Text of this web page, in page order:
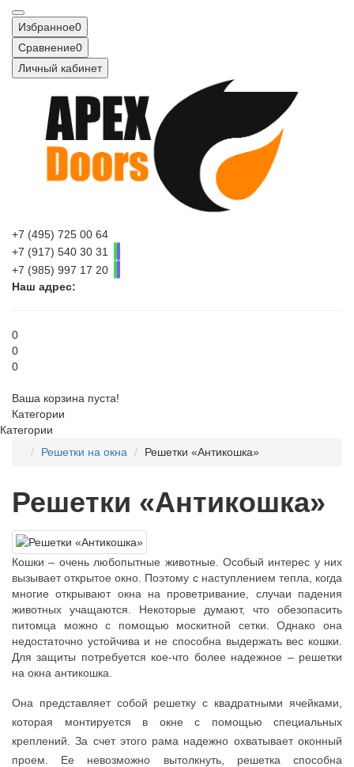
Избранное0
Сравнение0
Личный кабинет
+7 (495) 725 00 64
+7 (917) 540 30 31
+7 (985) 997 17 20
Наш адрес:
0
0
0
Ваша корзина пуста!
Категории
Категории
Решетки на окна
Решетки «Антикошка»
Решетки «Антикошка»
Кошки – очень любопытные животные. Особый интерес у них
вызывает открытое окно. Поэтому с наступлением тепла, когда
многие открывают окна на проветривание, случаи падения
животных учащаются. Некоторые думают, что обезопасить
питомца можно с помощью москитной сетки. Однако она
недостаточно устойчива и не способна выдержать вес кошки.
Для защиты потребуется кое-что более надежное – решетки
на окна антикошка.
Она представляет собой решетку с квадратными ячейками,
которая монтируется в окне с помощью специальных
креплений. За счет этого рама надежно охватывает оконный
проем. Ее невозможно вытолкнуть, решетка способна